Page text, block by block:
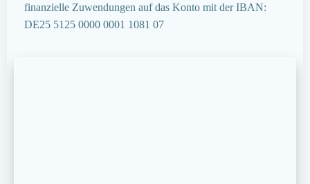
finanzielle Zuwendungen auf das Konto mit der IBAN:
DE25 5125 0000 0001 1081 07